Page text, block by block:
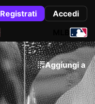
Registrati
Accedi
Aggiungi a